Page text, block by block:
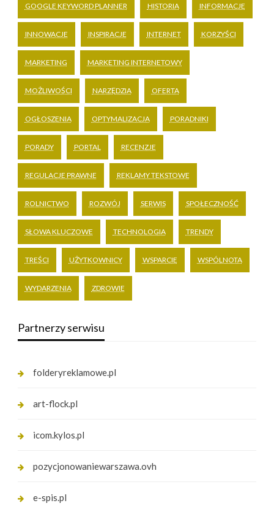
GOOGLE KEYWORD PLANNER HISTORIA INFORMACJE
INNOWACJE INSPIRACJE INTERNET KORZYŚCI
MARKETING MARKETING INTERNETOWY
MOŻLIWOŚCI NARZĘDZIA OFERTA
OGŁOSZENIA OPTYMALIZACJA PORADNIKI
PORADY PORTAL RECENZJE
REGULACJE PRAWNE REKLAMY TEKSTOWE
ROLNICTWO ROZWÓJ SERWIS SPOŁECZNOŚĆ
SŁOWA KLUCZOWE TECHNOLOGIA TRENDY
TREŚCI UŻYTKOWNICY WSPARCIE WSPÓLNOTA
WYDARZENIA ZDROWIE
Partnerzy serwisu
folderyreklamowe.pl
art-flock.pl
icom.kylos.pl
pozycjonowaniewarszawa.ovh
e-spis.pl